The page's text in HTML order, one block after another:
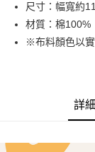
AFTEE先享後付
相關說明
【關於「AFTEE先
３．安心：先確認
１．於結帳方式選
尺寸：幅寬約
材質：棉100%
※布料顏色以實
詳